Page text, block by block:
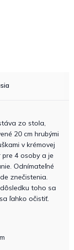
zo stola,
20 cm hrubými
v krémovej
4 osoby a je
Odnímateľné
znečistenia.
toho sa
ľahko očistiť.